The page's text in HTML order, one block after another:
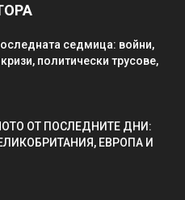
седмица: войни,
политически трусове,
ОТ ПОСЛЕДНИТЕ ДНИ:
ЕВРОПА И